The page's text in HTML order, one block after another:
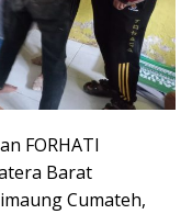
FORHATI
Barat
Cumateh,